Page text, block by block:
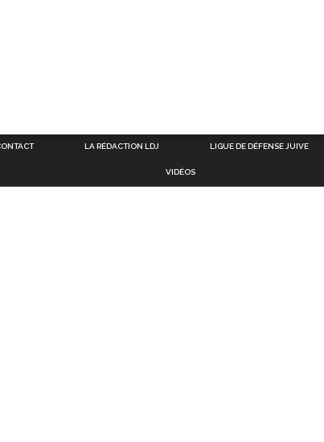
LA RÉDACTION LDJ LIGUE DE DÉFENSE JUIVE
VIDÉOS